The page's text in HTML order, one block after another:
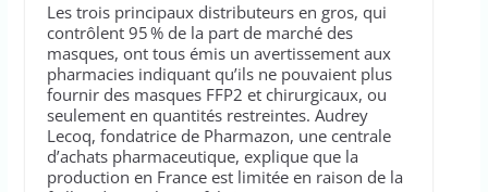
Les trois principaux distributeurs en gros, qui
contrôlent 95 % de la part de marché des
masques, ont tous émis un avertissement aux
pharmacies indiquant qu’ils ne pouvaient plus
fournir des masques FFP2 et chirurgicaux, ou
seulement en quantités restreintes. Audrey
Lecoq, fondatrice de Pharmazon, une centrale
d’achats pharmaceutique, explique que la
production en France est limitée en raison de la